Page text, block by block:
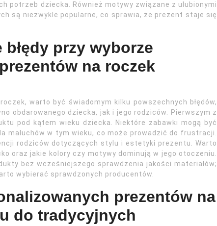
potrzeb dziecka. Również motywy związane z ulubionymi
są niezwykle popularne, co sprawia, że prezent staje się
przy wyborze
na roczek
warto być świadomym kilku powszechnych błędów,
obdarowanego dziecka, jak i jego rodziców. Pierwszym z
pod kątem wieku dziecka. Niektóre zabawki mogą być
maluchów w tym wieku, co może prowadzić do frustracji.
rodziców dotyczących stylu i estetyki prezentu. Warto
oraz jakie kolory czy motywy dominują w jego otoczeniu.
bez wcześniejszego sprawdzenia jakości materiałów;
wybierać sprawdzonych producentów.
prezentów na
do tradycyjnych